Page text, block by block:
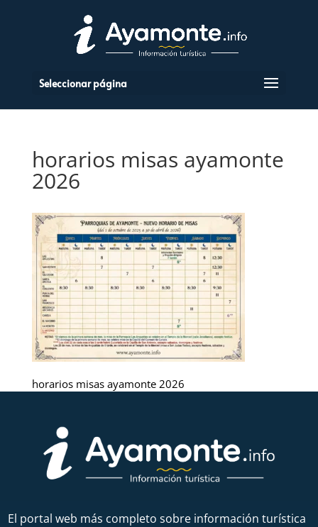
Seleccionar página
horarios misas ayamonte
2026
horarios misas ayamonte 2026
El portal web más completo sobre información turística